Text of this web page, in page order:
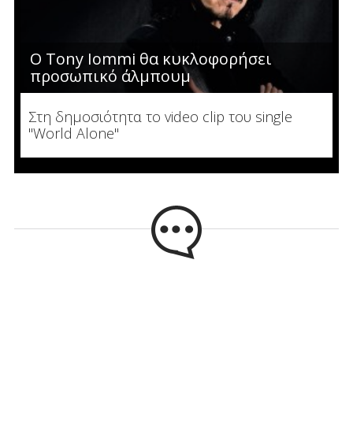
Ο Tony Iommi θα κυκλοφορήσει
προσωπικό άλμπουμ
Στη δημοσιότητα το video clip του single
"World Alone"